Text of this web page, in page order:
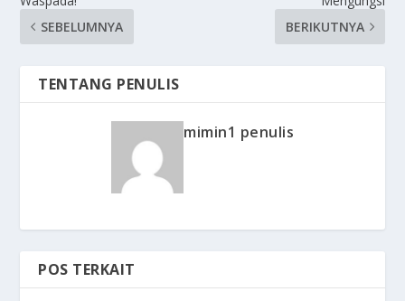
SEBELUMNYA
BERIKUTNYA
TENTANG PENULIS
mimin1 penulis
POS TERKAIT